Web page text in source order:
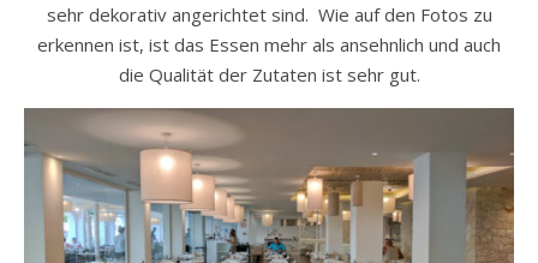
sehr dekorativ angerichtet sind. Wie auf den Fotos zu
erkennen ist, ist das Essen mehr als ansehnlich und auch
die Qualität der Zutaten ist sehr gut.